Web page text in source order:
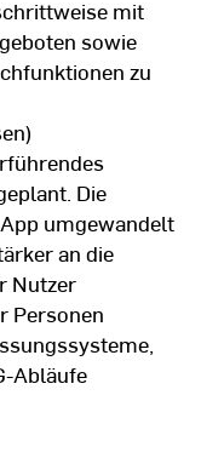
mit
sowie
zu
Die
umgewandelt
an die
Nutzer
Personen
Abläufe